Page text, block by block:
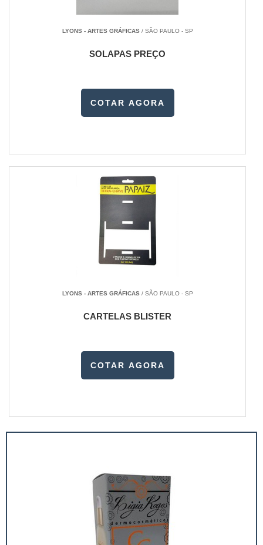
LYONS - ARTES GRÁFICAS/ SÃO PAULO - SP
SOLAPAS PREÇO
COTAR AGORA
LYONS - ARTES GRÁFICAS/ SÃO PAULO - SP
CARTELAS BLISTER
COTAR AGORA